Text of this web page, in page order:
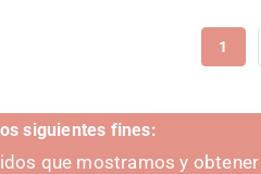
1
siguientes fines:
que mostramos y